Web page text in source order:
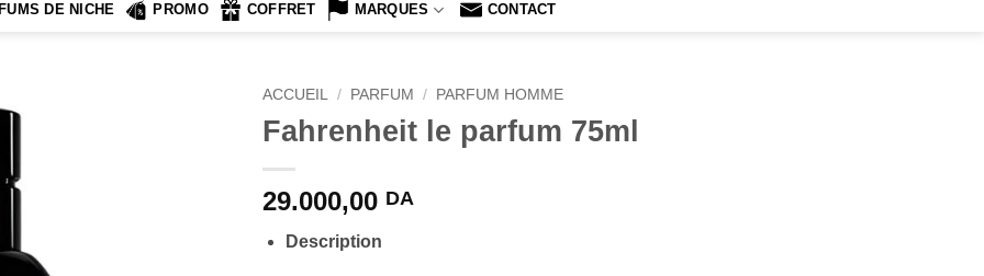
DE NICHE PROMO COFFRET MARQUES CONTACT
ACCUEIL / PARFUM / PARFUM HOMME
Fahrenheit le parfum 75ml
29.000,00 DA
Description